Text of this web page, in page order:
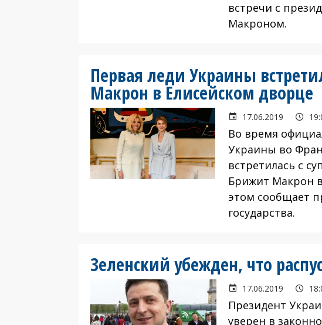
встречи с
Макроном.
Первая леди Украины
Макрон в Елисейском дворце
17.06.2019
Во время
Украины во
встретилась с
Брижит Макрон
этом сообщает
государства.
Зеленский убежден, что
17.06.2019
Президент
уверен в